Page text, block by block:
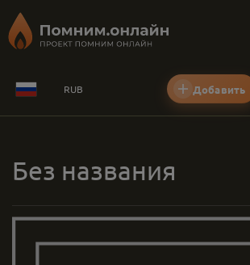
RUB Добавить
Без названия